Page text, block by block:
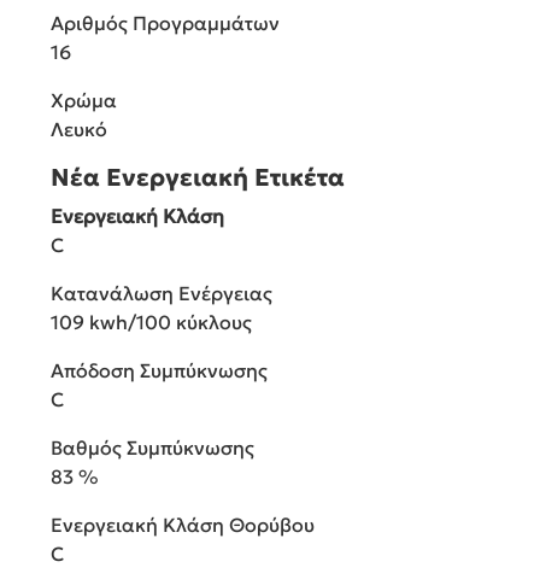
Αριθμός Προγραμμάτων
16
Χρώμα
Λευκό
Νέα Ενεργειακή Ετικέτα
Ενεργειακή Κλάση
C
Κατανάλωση Ενέργειας
109 kwh/100 κύκλους
Απόδοση Συμπύκνωσης
C
Βαθμός Συμπύκνωσης
83 %
Ενεργειακή Κλάση Θορύβου
C